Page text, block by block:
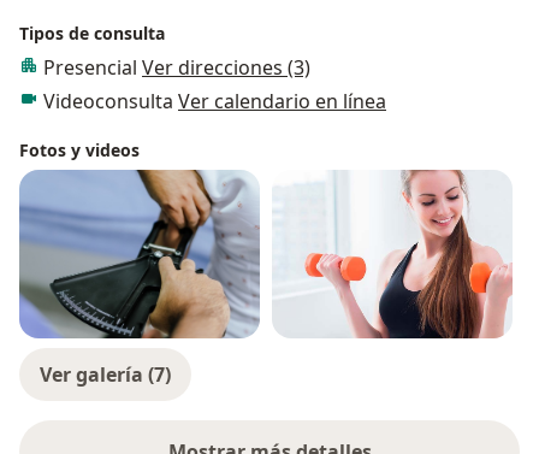
Tipos de consulta
Presencial Ver direcciones (3)
Videoconsulta Ver calendario en línea
Fotos y videos
Ver galería (7)